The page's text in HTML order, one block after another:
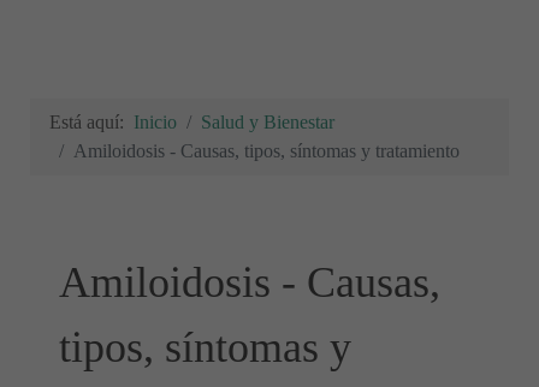
Está aquí: Inicio
Salud y Bienestar
Amiloidosis - Causas, tipos, síntomas y tratamiento
Amiloidosis - Causas,
tipos, síntomas y